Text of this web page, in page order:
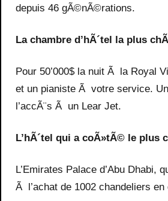
depuis 46 gÃ©nÃ©rations.
La chambre d’hÃ´tel la plus
Pour 50’000$ la nuit Ã la Royal
et un pianiste Ã votre service.
l’accÃ¨s Ã un Lear Jet.
L’hÃ´tel qui a coÃ»tÃ© le
L’Emirates Palace d’Abu
Ã l’achat de 1002 chandeliers